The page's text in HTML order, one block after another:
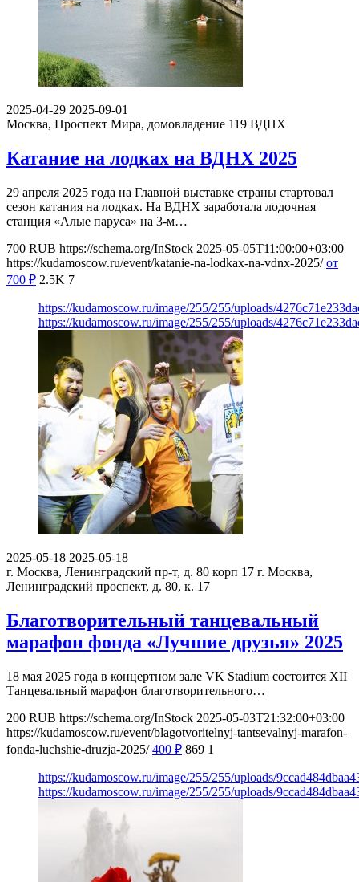
2025-04-29 2025-09-01
Москва, Проспект Мира, домовладение 119 ВДНХ
Катание на лодках на ВДНХ 2025
29 апреля 2025 года на Главной выставке страны стартовал
сезон катания на лодках. На ВДНХ заработала лодочная
станция «Алые паруса» на 3-м…
700 RUB https://schema.org/InStock 2025-05-05T11:00:00+03:00
https://kudamoscow.ru/event/katanie-na-lodkax-na-vdnx-2025/ от
700 ₽ 2.5K 7
https://kudamoscow.ru/image/255/255/uploads/
https://kudamoscow.ru/image/255/255/uploads/
2025-05-18 2025-05-18
г. Москва, Ленинградский пр-т, д. 80 корп 17 г. Москва,
Ленинградский проспект, д. 80, к. 17
Благотворительный танцевальный
марафон фонда «Лучшие друзья» 2025
18 мая 2025 года в концертном зале VK Stadium состоится XII
Танцевальный марафон благотворительного…
200 RUB https://schema.org/InStock 2025-05-03T21:32:00+03:00
https://kudamoscow.ru/event/blagotvoritelnyj-tantsevalnyj-marafon-
fonda-luchshie-druzja-2025/ 400 ₽ 869 1
https://kudamoscow.ru/image/255/255/uploads/
https://kudamoscow.ru/image/255/255/uploads/